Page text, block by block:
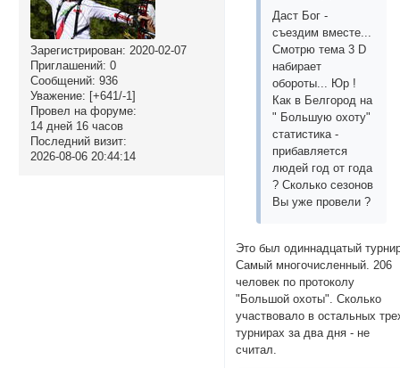
Зарегистрирован: 2020-02-07
Приглашений: 0
Сообщений: 936
Уважение: [+641/-1]
Провел на форуме:
14 дней 16 часов
Последний визит:
2026-08-06 20:44:14
Даст Бог -
съездим вместе...
Смотрю тема 3 D
набирает
обороты... Юр !
Как в Белгород на
" Большую охоту"
статистика -
прибавляется
людей год от года
? Сколько сезонов
Вы уже провели ?
Это был одиннадцатый
Самый многочисленный. 206
человек по протоколу
"Большой охоты". Сколько
участвовало в остальных
турнирах за два дня - не
считал.